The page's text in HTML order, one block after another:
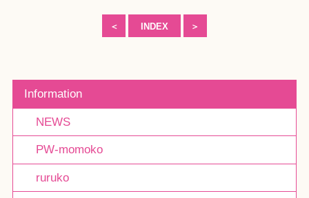
＜ INDEX ＞
Information
NEWS
PW-momoko
ruruko